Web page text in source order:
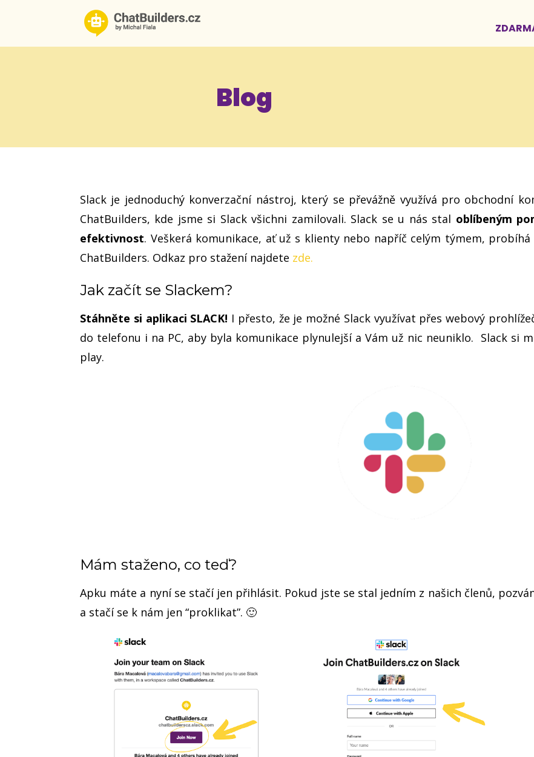
Blog
Slack je jednoduchý konverzační nástroj, který se převážně využívá pro obchodní
ChatBuilders, kde jsme si Slack všichni zamilovali. Slack se u nás stal oblíbeným
efektivnost. Veškerá komunikace, ať už s klienty nebo napříč celým týmem, probíhá
ChatBuilders. Odkaz pro stažení najdete zde.
Jak začít se Slackem?
Stáhněte si aplikaci SLACK! I přesto, že je možné Slack využívat přes webový
do telefonu i na PC, aby byla komunikace plynulejší a Vám už nic neuniklo. Slack si
play.
Mám staženo, co teď?
Apku máte a nyní se stačí jen přihlásit. Pokud jste se stal jedním z našich členů,
a stačí se k nám jen “proklikat”. 🙂